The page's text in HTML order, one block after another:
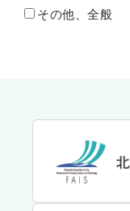
その他、全般